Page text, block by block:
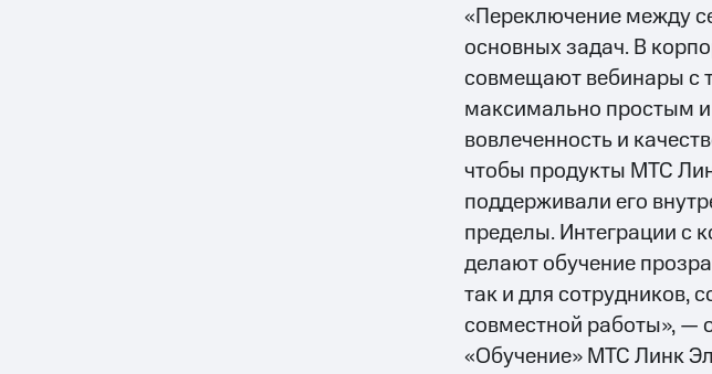
«Переключение между
основных задач. В
совмещают вебинары с
максимально простым
вовлеченность и
чтобы продукты МТС
поддерживали его
пределы. Интеграции с
делают обучение
так и для сотрудников,
совместной работы», —
«Обучение» МТС Линк